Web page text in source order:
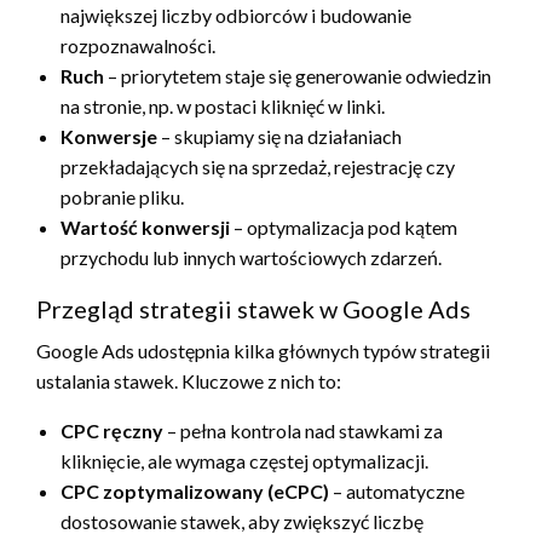
największej liczby odbiorców i budowanie
rozpoznawalności.
Ruch – priorytetem staje się generowanie odwiedzin
na stronie, np. w postaci kliknięć w linki.
Konwersje – skupiamy się na działaniach
przekładających się na sprzedaż, rejestrację czy
pobranie pliku.
Wartość konwersji – optymalizacja pod kątem
przychodu lub innych wartościowych zdarzeń.
Przegląd strategii stawek w Google Ads
Google Ads udostępnia kilka głównych typów strategii
ustalania stawek. Kluczowe z nich to:
CPC ręczny – pełna kontrola nad stawkami za
kliknięcie, ale wymaga częstej optymalizacji.
CPC zoptymalizowany (eCPC) – automatyczne
dostosowanie stawek, aby zwiększyć liczbę